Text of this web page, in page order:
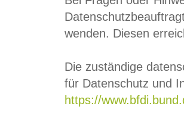
wenden. Diesen
Die zuständige
für Datenschutz und
https://